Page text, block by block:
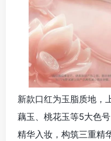
新款口红为玉脂质地，
藕玉、桃花玉等5大色
精华入妆，构筑三重